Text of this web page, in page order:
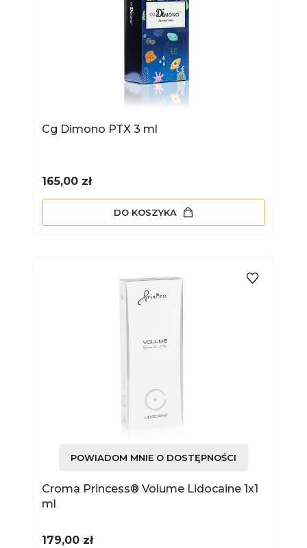
Cg Dimono PTX 3 ml
Cena
165,00 zł
DO KOSZYKA
POWIADOM MNIE O DOSTĘPNOŚCI
Croma Princess® Volume Lidocaine 1x1
ml
Cena
179,00 zł